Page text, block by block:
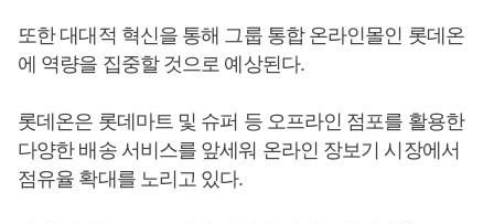
또한 대대적 혁신을 통해 그룹 통합 온라인몰인 롯데온
에 역량을 집중할 것으로 예상된다.
롯데온은 롯데마트 및 슈퍼 등 오프라인 점포를 활용한
다양한 배송 서비스를 앞세워 온라인 장보기 시장에서
점유율 확대를 노리고 있다.